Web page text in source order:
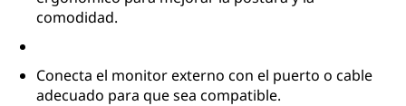
comodidad.
Conecta el monitor externo con el puerto o cable
adecuado para que sea compatible.